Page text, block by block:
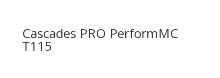
Cascades PRO PerformMC
T115